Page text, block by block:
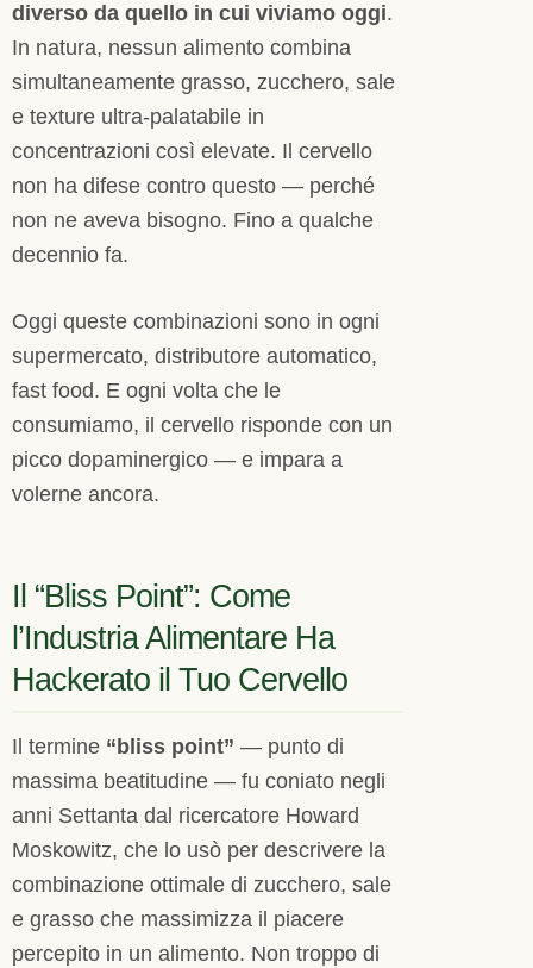
diverso da quello in cui viviamo oggi.
In natura, nessun alimento combina
simultaneamente grasso, zucchero, sale
e texture ultra-palatabile in
concentrazioni così elevate. Il cervello
non ha difese contro questo — perché
non ne aveva bisogno. Fino a qualche
decennio fa.
Oggi queste combinazioni sono in ogni
supermercato, distributore automatico,
fast food. E ogni volta che le
consumiamo, il cervello risponde con un
picco dopaminergico — e impara a
volerne ancora.
Il “Bliss Point”: Come
l’Industria Alimentare Ha
Hackerato il Tuo Cervello
Il termine “bliss point” — punto di
massima beatitudine — fu coniato negli
anni Settanta dal ricercatore Howard
Moskowitz, che lo usò per descrivere la
combinazione ottimale di zucchero, sale
e grasso che massimizza il piacere
percepito in un alimento. Non troppo di